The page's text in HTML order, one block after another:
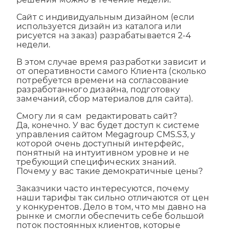
Сайт с индивидуальным дизайном (если
используется дизайн из каталога или
рисуется на заказ) разрабатывается 2-4
В этом случае время разработки зависит и
от оперативности самого Клиента (сколько
потребуется времени на согласование
разработанного дизайна, подготовку
Смогу ли я сам редактировать сайт?
Да, конечно. У вас будет доступ к системе
управления сайтом Megagroup CMS.S3, у
которой очень доступный интерфейс,
понятный на интуитивном уровне и не
требующий специфических знаний.
Заказчики часто интересуются, почему
наши тарифы так сильно отличаются от цен
у конкурентов. Дело в том, что мы давно на
рынке и смогли обеспечить себе большой